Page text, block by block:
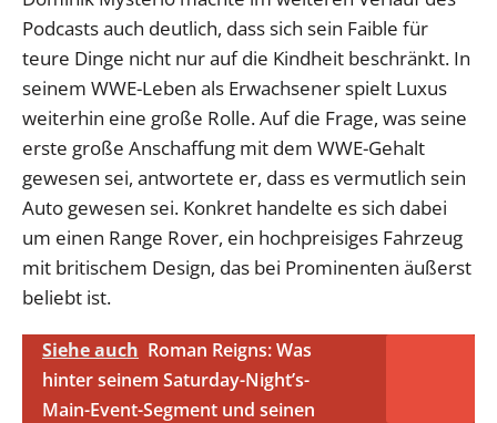
Podcasts auch deutlich, dass sich sein Faible für
teure Dinge nicht nur auf die Kindheit beschränkt. In
seinem WWE-Leben als Erwachsener spielt Luxus
weiterhin eine große Rolle. Auf die Frage, was seine
erste große Anschaffung mit dem WWE-Gehalt
gewesen sei, antwortete er, dass es vermutlich sein
Auto gewesen sei. Konkret handelte es sich dabei
um einen Range Rover, ein hochpreisiges Fahrzeug
mit britischem Design, das bei Prominenten äußerst
beliebt ist.
Siehe auch Roman Reigns: Was
hinter seinem Saturday-Night’s-
Main-Event-Segment und seinen